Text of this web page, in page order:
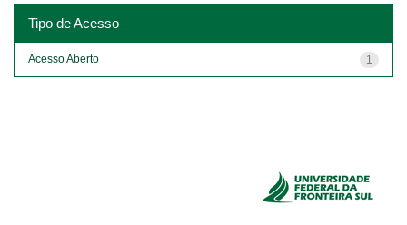
Tipo de Acesso
1
Acesso Aberto